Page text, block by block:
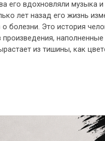
вдохновляли музыка и
лет назад его жизнь
болезни. Это история
из тишины, как